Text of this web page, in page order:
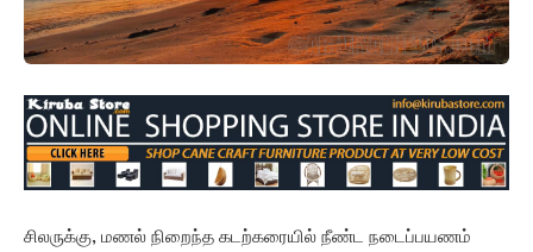
சிலருக்கு, மணல் நிறைந்த கடற்கரையில் நீண்ட நடைப்பயணம்